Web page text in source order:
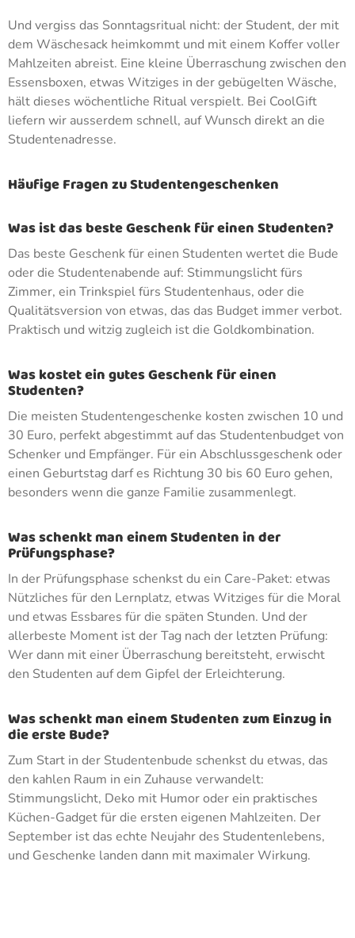
Und vergiss das Sonntagsritual nicht: der Student, der mit
dem Wäschesack heimkommt und mit einem Koffer voller
Mahlzeiten abreist. Eine kleine Überraschung zwischen den
Essensboxen, etwas Witziges in der gebügelten Wäsche,
hält dieses wöchentliche Ritual verspielt. Bei CoolGift
liefern wir ausserdem schnell, auf Wunsch direkt an die
Studentenadresse.
Häufige Fragen zu Studentengeschenken
Was ist das beste Geschenk für einen Studenten?
Das beste Geschenk für einen Studenten wertet die Bude
oder die Studentenabende auf: Stimmungslicht fürs
Zimmer, ein Trinkspiel fürs Studentenhaus, oder die
Qualitätsversion von etwas, das das Budget immer verbot.
Praktisch und witzig zugleich ist die Goldkombination.
Was kostet ein gutes Geschenk für einen
Studenten?
Die meisten Studentengeschenke kosten zwischen 10 und
30 Euro, perfekt abgestimmt auf das Studentenbudget von
Schenker und Empfänger. Für ein Abschlussgeschenk oder
einen Geburtstag darf es Richtung 30 bis 60 Euro gehen,
besonders wenn die ganze Familie zusammenlegt.
Was schenkt man einem Studenten in der
Prüfungsphase?
In der Prüfungsphase schenkst du ein Care-Paket: etwas
Nützliches für den Lernplatz, etwas Witziges für die Moral
und etwas Essbares für die späten Stunden. Und der
allerbeste Moment ist der Tag nach der letzten Prüfung:
Wer dann mit einer Überraschung bereitsteht, erwischt
den Studenten auf dem Gipfel der Erleichterung.
Was schenkt man einem Studenten zum Einzug in
die erste Bude?
Zum Start in der Studentenbude schenkst du etwas, das
den kahlen Raum in ein Zuhause verwandelt:
Stimmungslicht, Deko mit Humor oder ein praktisches
Küchen-Gadget für die ersten eigenen Mahlzeiten. Der
September ist das echte Neujahr des Studentenlebens,
und Geschenke landen dann mit maximaler Wirkung.